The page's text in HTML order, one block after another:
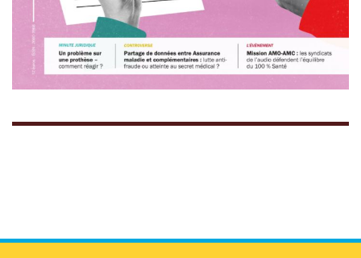
président du Synea, et Fabien Auberger, vice-
président du syndicat.Toute modification
impose de rediscuter l’ensemble collectivement
et devrait être précédée d'études d'impact pour
l'observance et l'équilibre économique du